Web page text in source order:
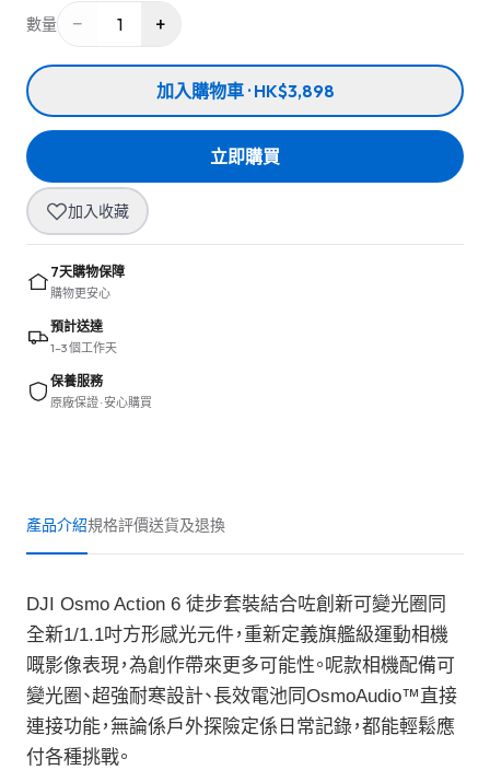
數量 − 1 +
加入購物車 · HK$3,898
立即購買
加入收藏
7天購物保障
購物更安心
預計送達
1–3 個工作天
保養服務
原廠保證 · 安心購買
產品介紹規格評價送貨及退換
DJI Osmo Action 6 徒步套裝結合咗創新可變光圈同
全新1/1.1吋方形感光元件，重新定義旗艦級運動相機
嘅影像表現，為創作帶來更多可能性。呢款相機配備可
變光圈、超強耐寒設計、長效電池同OsmoAudio™直接
連接功能，無論係戶外探險定係日常記錄，都能輕鬆應
付各種挑戰。